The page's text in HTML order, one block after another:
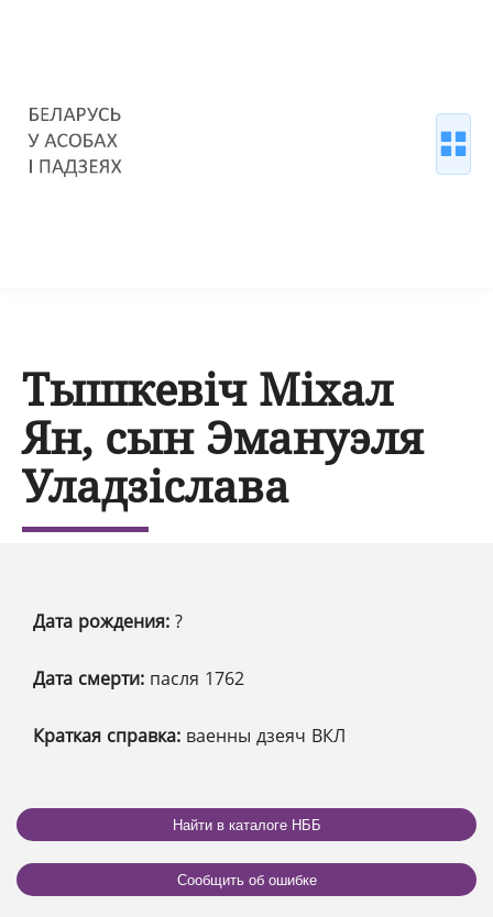
Тышкевіч Міхал
Ян, сын Эмануэля
Уладзіслава
Дата рождения: ?
Дата смерти: пасля 1762
Краткая справка: ваенны дзеяч ВКЛ
Найти в каталоге НББ
Сообщить об ошибке